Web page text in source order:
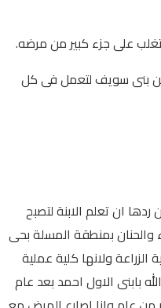
على جزء كبير من مرضه.
من بنى سويف لتعمل فى كل
ان تعلم الابنة لتصبح
والحنان بمنطقة المسلة بحى
الثانية بكلية الزراعة ولانها كلية عملية
بابنى الاول احمد بعد عام